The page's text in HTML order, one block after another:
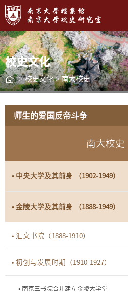
校史文化
> 校史文化 > 南大校史
师生的爱国反帝斗争
南大校史
• 中央大学及其前身 （1902-1949）
• 金陵大学及其前身 （1888-1949）
• 汇文书院（1888-1910）
• 初创与发展时期（1910-1927）
• 南京三书院合并建立金陵大学堂